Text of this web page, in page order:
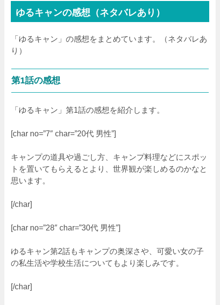
ゆるキャンの感想（ネタバレあり）
「ゆるキャン」の感想をまとめています。（ネタバレあ
り）
第1話の感想
「ゆるキャン」第1話の感想を紹介します。
[char no=”7″ char=”20代 男性”]
キャンプの道具や過ごし方、キャンプ料理などにスポッ
トを置いてもらえるとより、世界観が楽しめるのかなと
思います。
[/char]
[char no=”28″ char=”30代 男性”]
ゆるキャン第2話もキャンプの奥深さや、可愛い女の子
の私生活や学校生活についてもより楽しみです。
[/char]